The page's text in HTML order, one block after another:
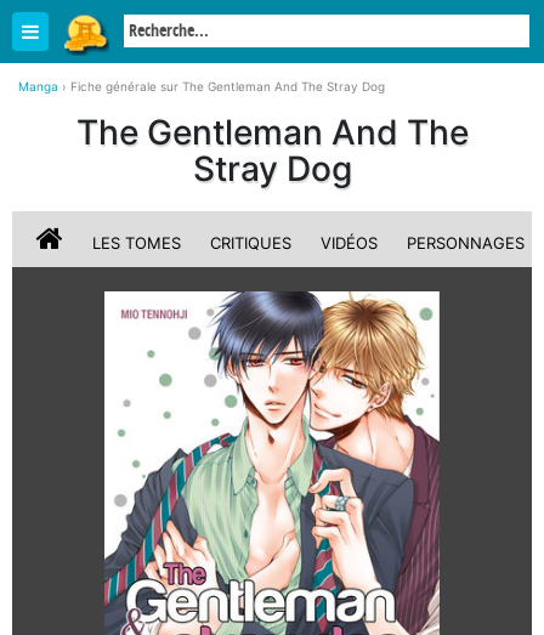
Manga › Fiche générale sur The Gentleman And The Stray Dog
The Gentleman And The
Stray Dog
LES TOMES CRITIQUES VIDÉOS PERSONNAGES